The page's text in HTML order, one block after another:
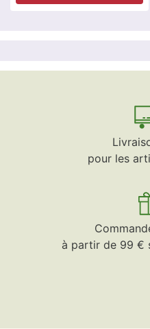
pour les
à partir de 99 €